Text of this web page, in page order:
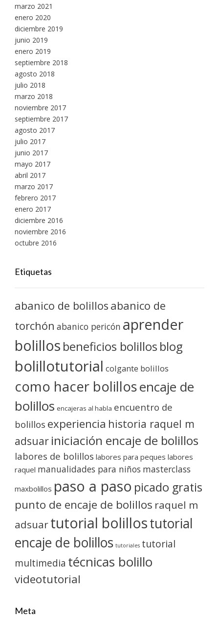
marzo 2021
enero 2020
diciembre 2019
junio 2019
enero 2019
septiembre 2018
agosto 2018
julio 2018
marzo 2018
noviembre 2017
septiembre 2017
agosto 2017
julio 2017
junio 2017
mayo 2017
abril 2017
marzo 2017
febrero 2017
enero 2017
diciembre 2016
noviembre 2016
octubre 2016
Etiquetas
abanico de bolillos abanico de
torchón abanico pericón aprender
bolillos beneficios bolillos blog
bolillotutorial colgante bolillos
como hacer bolillosencaje de
bolillos encajeras al habla encuentro de
bolillos experiencia historia raquel m
adsuar iniciación encaje de bolillos
labores de bolillos labores para peques labores
raquel manualidades para niños masterclass
maxbolillos paso a paso picado gratis
punto de encaje de bolillos raquel m
adsuartutorial bolillostutorial
encaje de bolillos tutoriales tutorial
multimedia técnicas bolillo
videotutorial
Meta